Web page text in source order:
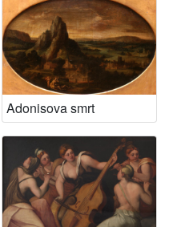
Adonisova smrt